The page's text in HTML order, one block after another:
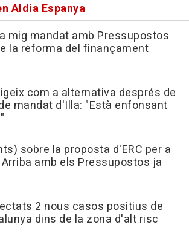
Aldia Espanya
mig mandat amb Pressupostos
la reforma del finançament
com a alternativa després de
mandat d'Illa: "Està enfonsant
sobre la proposta d'ERC per a
amb els Pressupostos ja
2 nous casos positius de
dins de la zona d'alt risc